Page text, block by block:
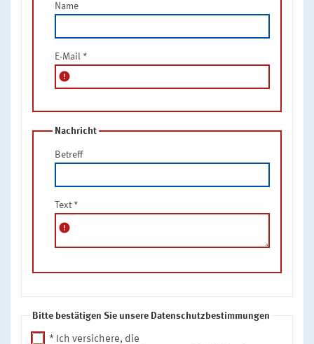
Name
E-Mail *
error
Nachricht
Betreff
Text *
error
Bitte bestätigen Sie unsere Datenschutzbestimmungen
* Ich versichere, die